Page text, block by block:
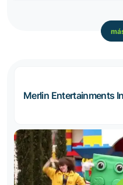
Merlin Entertainments